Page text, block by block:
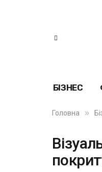
БІЗНЕС
Головна »